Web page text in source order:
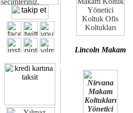
Ofisinizin dekorasyonunda ergonomi
Çünkü sitemizde bulunan seçkin
Size yakışan ofis koltuk tasarımına
Kalite ve ergonomiyi arıyanların
Lincoln Makam